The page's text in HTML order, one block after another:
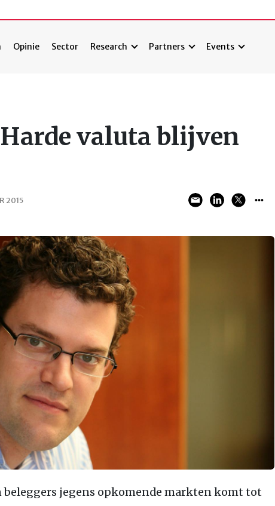
Opinie Sector Research Partners Events
valuta blijven
2015
beleggers jegens opkomende markten komt tot